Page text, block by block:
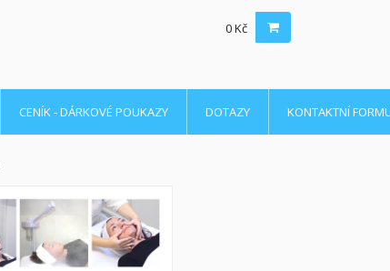
0 Kč
CENÍK - DÁRKOVÉ POUKAZY DOTAZY KONTAKTNÍ